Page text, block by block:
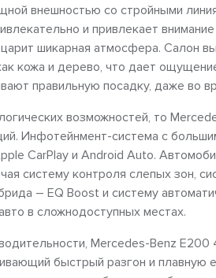
внешностью со стройными
и привлекает
шикарная атмосфера. Салон
кожа и дерево, что дает
правильную посадку, даже во
возможностей, то
Инфотейнмент-система с
CarPlay и Android Auto.
систему контроля слепых зон,
– EQ Boost и систему
в сложнодоступных местах.
Mercedes-Benz
быстрый разгон и плавную